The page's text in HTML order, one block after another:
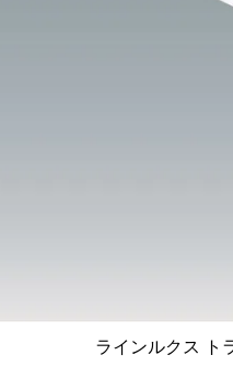
ラインルクス ト